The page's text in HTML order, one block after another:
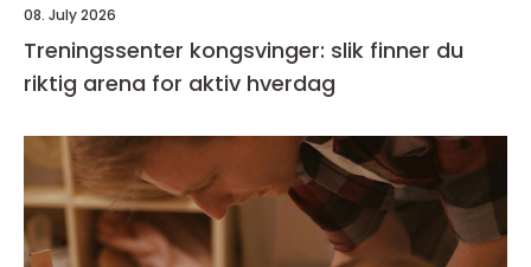
08. July 2026
Treningssenter kongsvinger: slik finner du
riktig arena for aktiv hverdag